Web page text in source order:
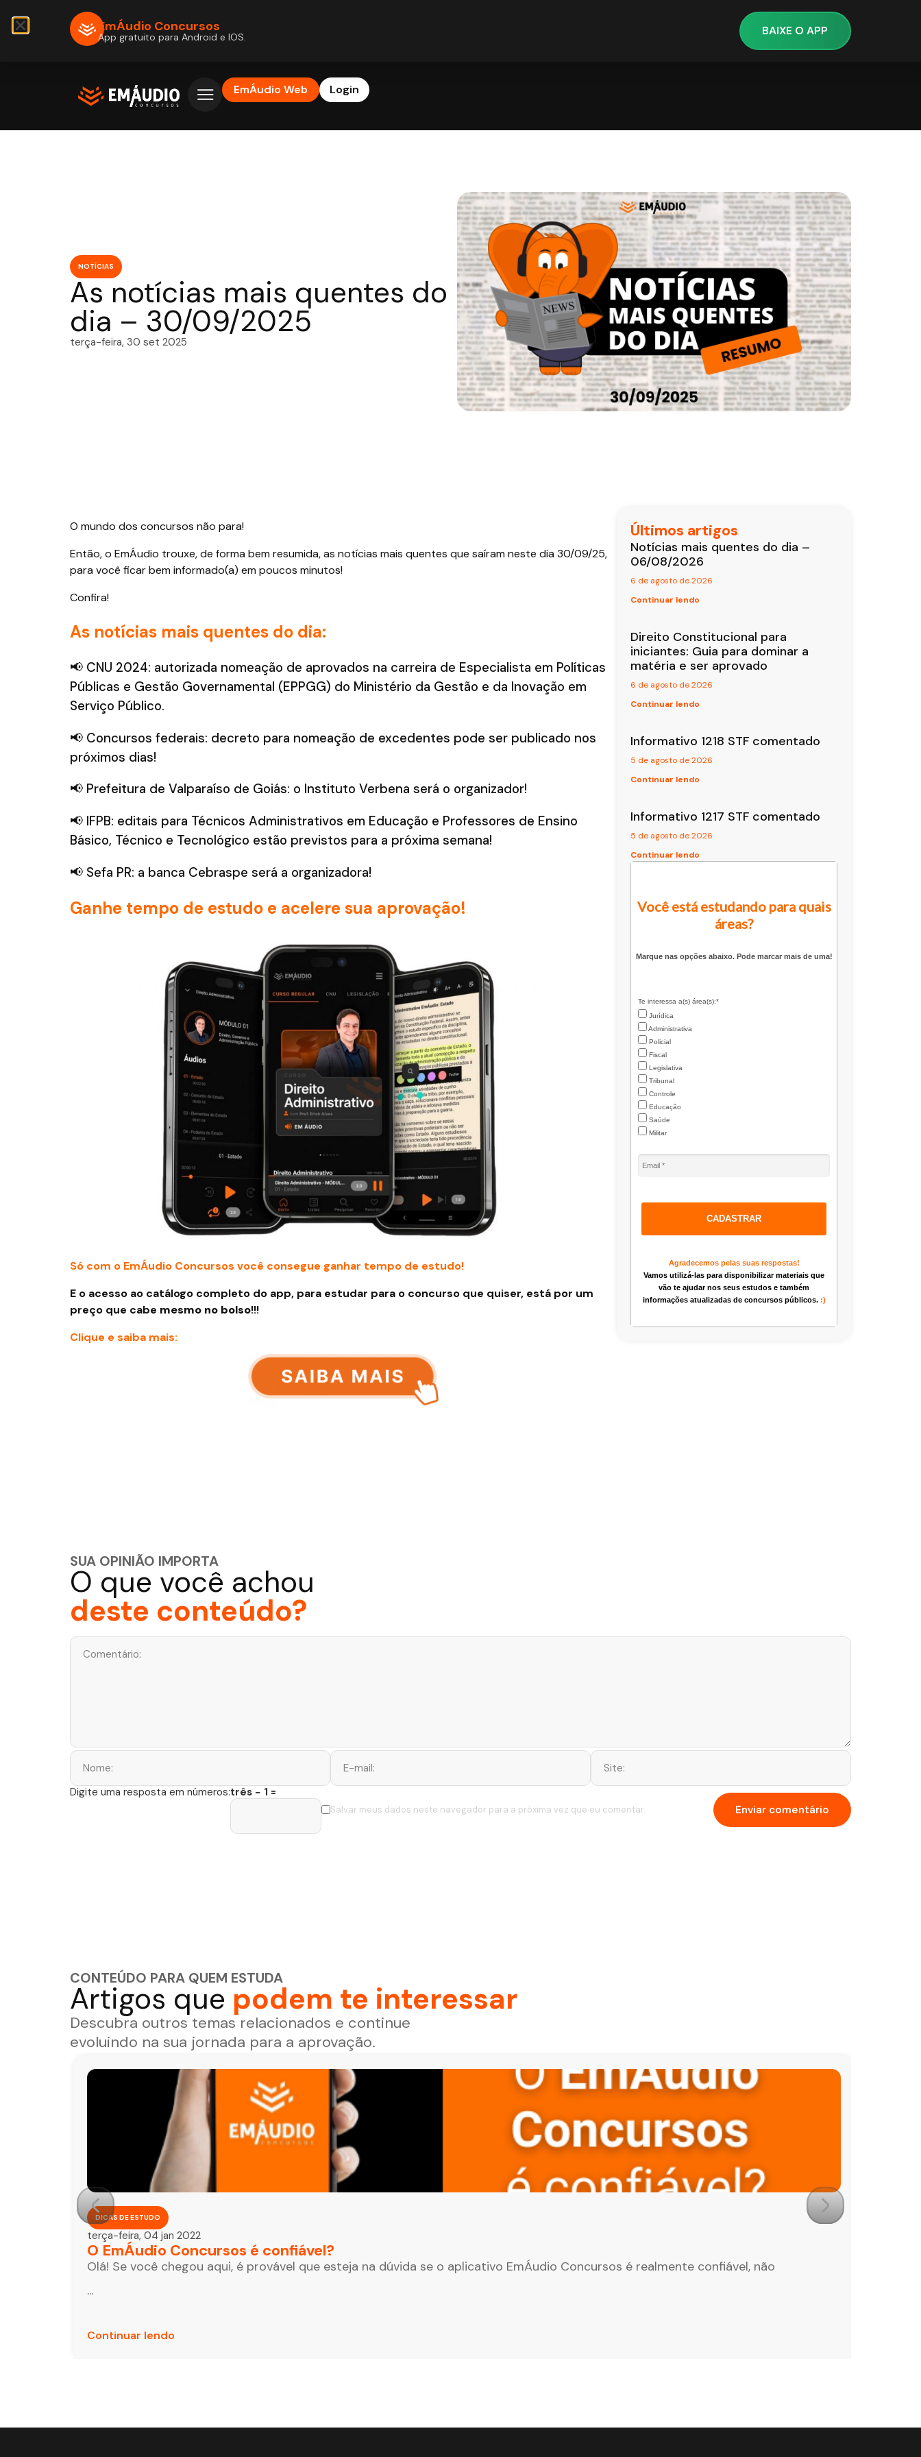
EmÁudio Web Login
NOTÍCIAS
As notícias mais quentes do
dia – 30/09/2025
terça-feira, 30 set 2025
O mundo dos concursos não para!
Então, o EmÁudio trouxe, de forma bem resumida, as notícias mais quentes que saíram neste dia 30/09/25,
para você ficar bem informado(a) em poucos minutos!
Confira!
As notícias mais quentes do dia:
📢 CNU 2024: autorizada nomeação de aprovados na carreira de Especialista em Políticas
Públicas e Gestão Governamental (EPPGG) do Ministério da Gestão e da Inovação em
Serviço Público.
📢 Concursos federais: decreto para nomeação de excedentes pode ser publicado nos
próximos dias!
📢 Prefeitura de Valparaíso de Goiás: o Instituto Verbena será o organizador!
📢 IFPB: editais para Técnicos Administrativos em Educação e Professores de Ensino
Básico, Técnico e Tecnológico estão previstos para a próxima semana!
📢 Sefa PR: a banca Cebraspe será a organizadora!
Ganhe tempo de estudo e acelere sua aprovação!
Só com o EmÁudio Concursos você consegue ganhar tempo de estudo!
E o acesso ao catálogo completo do app, para estudar para o concurso que quiser, está por um
preço que cabe mesmo no bolso!!!
Clique e saiba mais:
Últimos artigos
Notícias mais quentes do dia –
06/08/2026
6 de agosto de 2026
Continuar lendo
Direito Constitucional para
iniciantes: Guia para dominar a
matéria e ser aprovado
6 de agosto de 2026
Continuar lendo
Informativo 1218 STF comentado
5 de agosto de 2026
Continuar lendo
Informativo 1217 STF comentado
5 de agosto de 2026
Continuar lendo
Você está estudando para quais
áreas?
Marque nas opções abaixo. Pode marcar mais de uma!
Te interessa a(s) área(s):*
Jurídica
Administrativa
Policial
Fiscal
Legislativa
Tribunal
Controle
Educação
Saúde
Militar
CADASTRAR
Agradecemos pelas suas respostas!
Vamos utilizá-las para disponibilizar materiais que
vão te ajudar nos seus estudos e também
informações atualizadas de concursos públicos. :)
SUA OPINIÃO IMPORTA
O que você achou
deste conteúdo?
Salvar meus dados neste navegador para a próxima vez que eu comentar.
Digite uma resposta em números:três − 1 =
CONTEÚDO PARA QUEM ESTUDA
Artigos que podem te interessar
Descubra outros temas relacionados e continue
evoluindo na sua jornada para a aprovação.
DICAS DE ESTUDO
terça-feira, 04 jan 2022
O EmÁudio Concursos é confiável?
Olá! Se você chegou aqui, é provável que esteja na dúvida se o aplicativo EmÁudio Concursos é realmente confiável, não
...
Continuar lendo
EmÁudio Concursos
App gratuito para Android e IOS. BAIXE O APP